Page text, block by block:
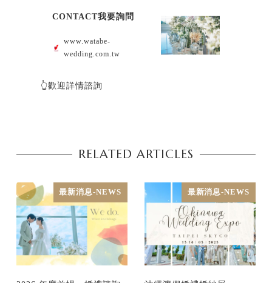
CONTACT我要詢問
www.watabe-
wedding.com.tw
👆歡迎詳情諮詢
RELATED ARTICLES
最新消息-NEWS 最新消息-NEWS